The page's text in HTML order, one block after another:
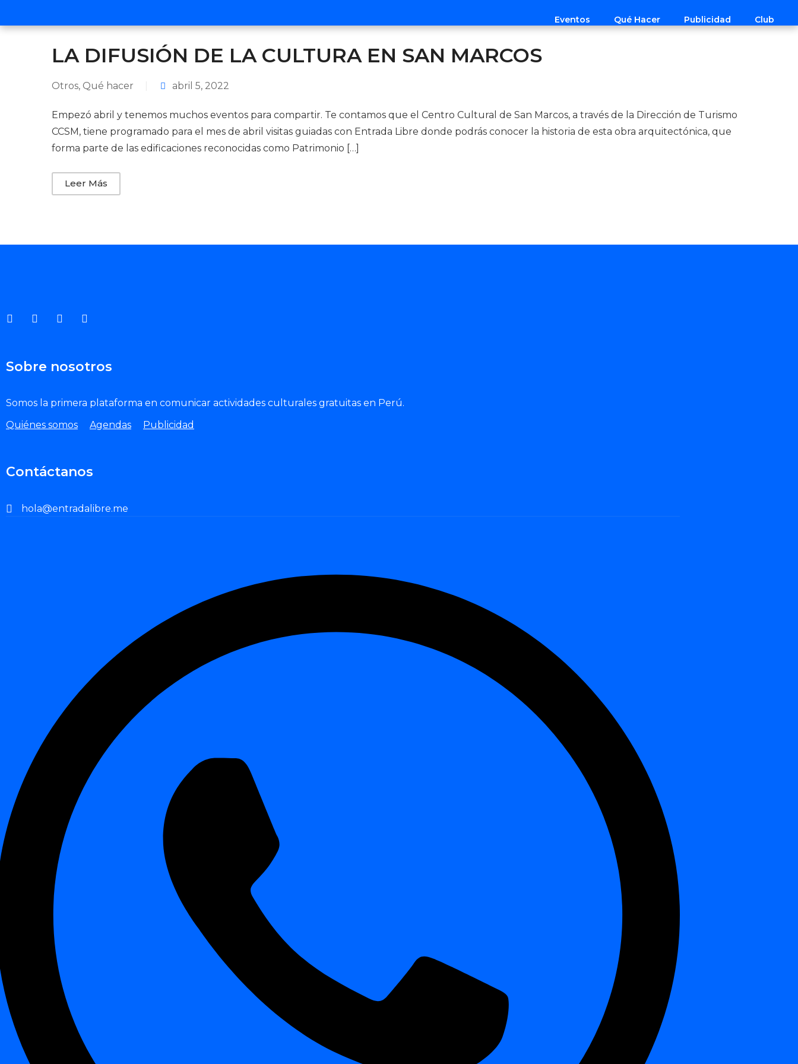
Eventos Qué Hacer Publicidad Club
LA DIFUSIÓN DE LA CULTURA EN SAN MARCOS
Otros‚ Qué hacer abril 5, 2022
Empezó abril y tenemos muchos eventos para compartir. Te contamos que el Centro Cultural de San Marcos, a través de la Dirección de Turismo
CCSM, tiene programado para el mes de abril visitas guiadas con Entrada Libre donde podrás conocer la historia de esta obra arquitectónica, que
forma parte de las edificaciones reconocidas como Patrimonio […]
Leer Más
Sobre nosotros
Somos la primera plataforma en comunicar actividades culturales gratuitas en Perú.
Quiénes somos
Agendas Publicidad
Contáctanos
hola@entradalibre.me